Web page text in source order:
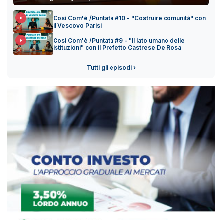
Così Com'è /Puntata #10 - "Costruire comunità" con
il Vescovo Parisi
Così Com'è /Puntata #9 - "Il lato umano delle
istituzioni" con il Prefetto Castrese De Rosa
Tutti gli episodi ›